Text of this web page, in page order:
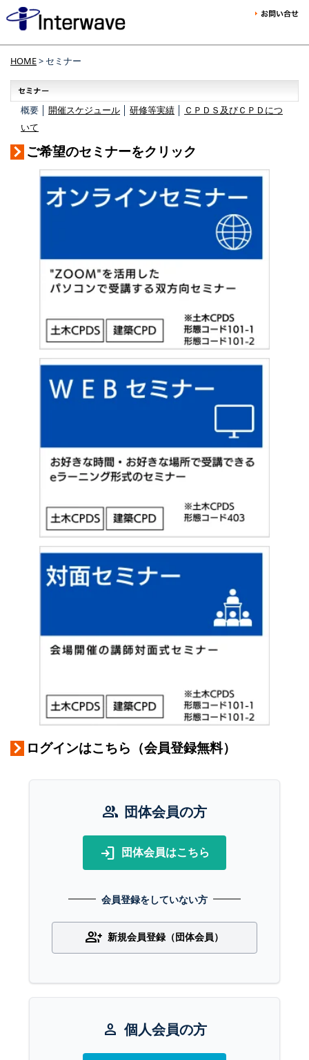
HOME> セミナー
概要 │ 開催スケジュール 研修等実績
ＣＰＤＳ及びＣＰＤにつ
いて
ご希望のセミナーをクリック
ログインはこちら（会員登録無料）
group 団体会員の方
login 団体会員はこちら
会員登録をしていない方
group_add 新規会員登録（団体会員）
person 個人会員の方